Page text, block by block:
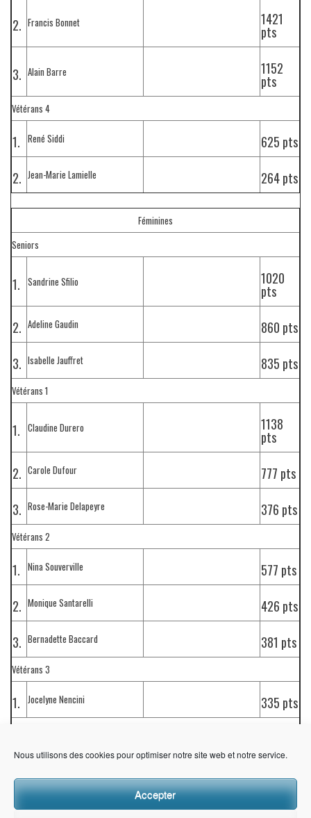
Nous utilisons des cookies pour optimiser notre site web et notre service.
Accepter
2. Francis Bonnet 1421
pts
3. Alain Barre 1152
pts
Vétérans 4
1. René Siddi
625 pts
2. Jean-Marie Lamielle 264 pts
Féminines
Seniors
1. Sandrine Sfilio 1020
pts
2. Adeline Gaudin
860 pts
3. Isabelle Jauffret 835 pts
Vétérans 1
1. Claudine Durero 1138
pts
2. Carole Dufour
777 pts
3. Rose-Marie Delapeyre 376 pts
Vétérans 2
1. Nina Souverville
577 pts
2. Monique Santarelli
426 pts
3. Bernadette Baccard 381 pts
Vétérans 3
1. Jocelyne Nencini 335 pts
Pas de classement